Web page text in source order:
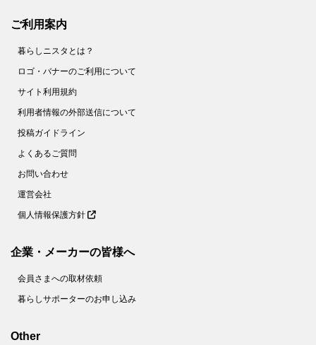
ご利用案内
暮らしニスタとは？
ロゴ・バナーのご利用について
サイト利用規約
利用者情報の外部送信について
投稿ガイドライン
よくあるご質問
お問い合わせ
運営会社
個人情報保護方針
企業・メーカーの皆様へ
会員さまへの取材依頼
暮らしサポーターのお申し込み
Other